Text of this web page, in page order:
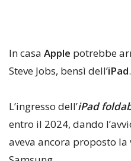
In casa Apple potrebbe
Steve Jobs, bensì dell’iPad.
L’ingresso dell’iPad
entro il 2024, dando
aveva ancora proposto